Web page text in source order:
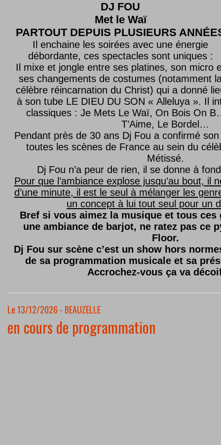
DJ FOU
Met le Waï
PARTOUT DEPUIS PLUSIEURS
Il enchaine les soirées avec une énergie
débordante, ces spectacles sont uniques :
Il mixe et jongle entre ses platines, son micro
ses changements de costumes (notamment
célèbre réincarnation du Christ) qui a donné
à son tube LE DIEU DU SON « Alleluya ». Il
classiques : Je Mets Le Waï, On Bois On
T’Aime, Le Bordel…
Pendant près de 30 ans Dj Fou a confirmé son
toutes les scènes de France au sein du
Métissé.
Dj Fou n’a peur de rien, il se donne à
Pour que l’ambiance explose jusqu’au bout, il
d’une minute, il est le seul à mélanger les
un concept à lui tout seul pour un
Bref si vous aimez la musique et tous ces
une ambiance de barjot, ne ratez pas ce
Floor.
Dj Fou sur scène c’est un show hors
de sa programmation musicale et sa
Accrochez-vous ça va
Le 13/12/2026 - BEAUZELLE
en cours de programmation